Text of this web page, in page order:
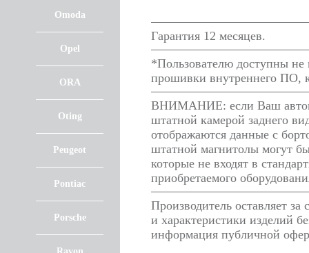
Omoda
Opel
ORA
Oting
Peugeot
Pontiac
Porsche
Гарантия 12 месяцев.
*Пользователю доступны не
прошивки внутреннего ПО,
ВНИМАНИЕ: если Ваш
штатной камерой заднего
отображаются данные с
штатной магнитолы могут
которые не входят в
приобретаемого
Производитель оставляет
и характеристики изделий
информация публичной